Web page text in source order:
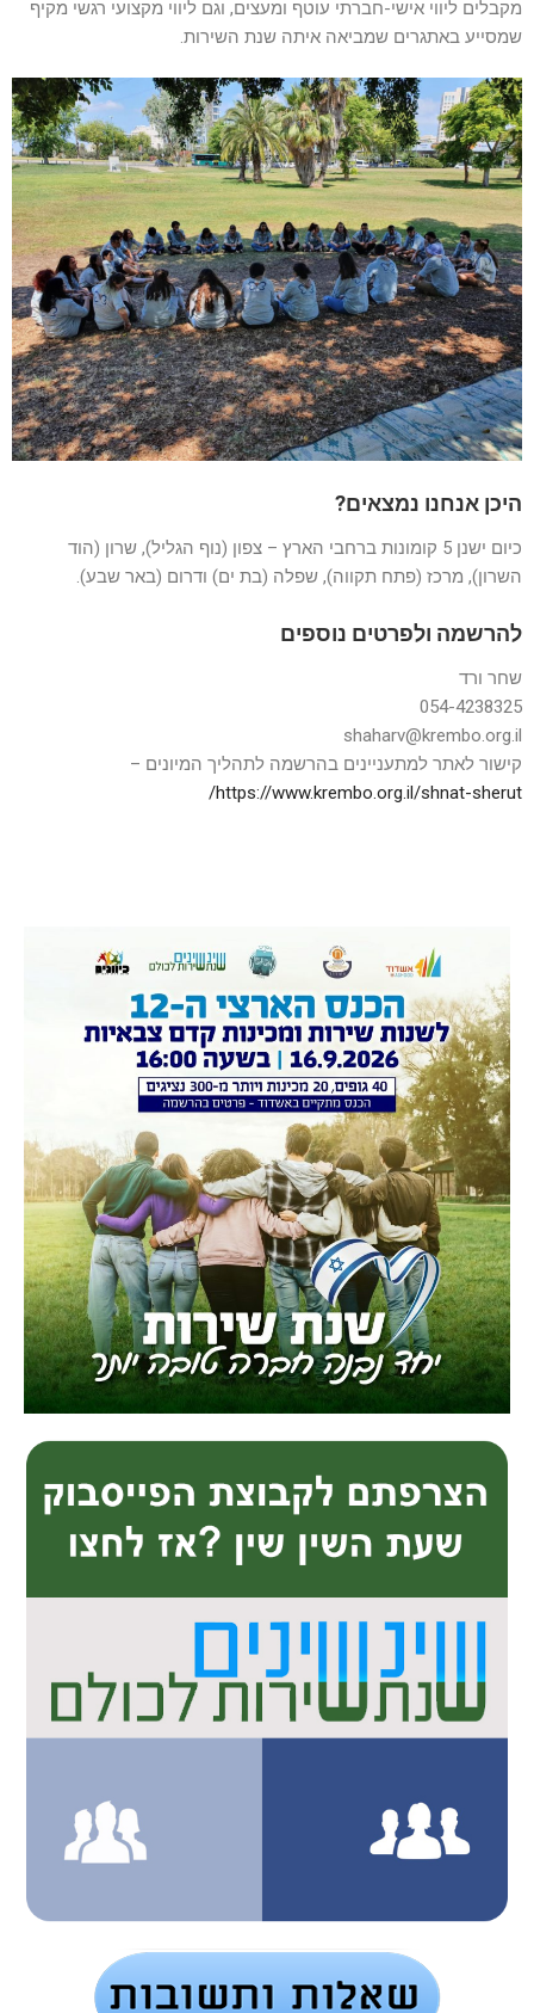
מקבלים ליווי אישי-חברתי עוטף ומעצים, וגם ליווי מקצועי רגשי מקיף
שמסייע באתגרים שמביאה איתה שנת השירות.
היכן אנחנו נמצאים?
כיום ישנן 5 קומונות ברחבי הארץ – צפון (נוף הגליל), שרון (הוד
השרון), מרכז (פתח תקווה), שפלה (בת ים) ודרום (באר שבע).
להרשמה ולפרטים נוספים
שחר ורד
shaharv@krembo.org.il
קישור לאתר למתעניינים בהרשמה לתהליך המיונים –
https://www.krembo.org.il/shnat-sherut/